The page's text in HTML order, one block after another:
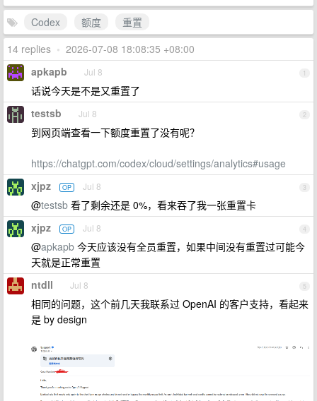
Codex 额度
重置
14 replies • 2026-07-08 18:08:35 +08:00
1
apkapb Jul 8
话说今天是不是又重置了
2
testsb Jul 8
到网页端查看一下额度重置了没有呢？
https://chatgpt.com/codex/cloud/settings/analytics#usage
3
xjpz OP Jul 8
@testsb 看了剩余还是 0%，看来吞了我一张重置卡
4
xjpz OP Jul 8
@apkapb 今天应该没有全员重置，如果中间没有重置过可能今
天就是正常重置
5
ntdll Jul 8
相同的问题，这个前几天我联系过 OpenAI 的客户支持，看起来
是 by design